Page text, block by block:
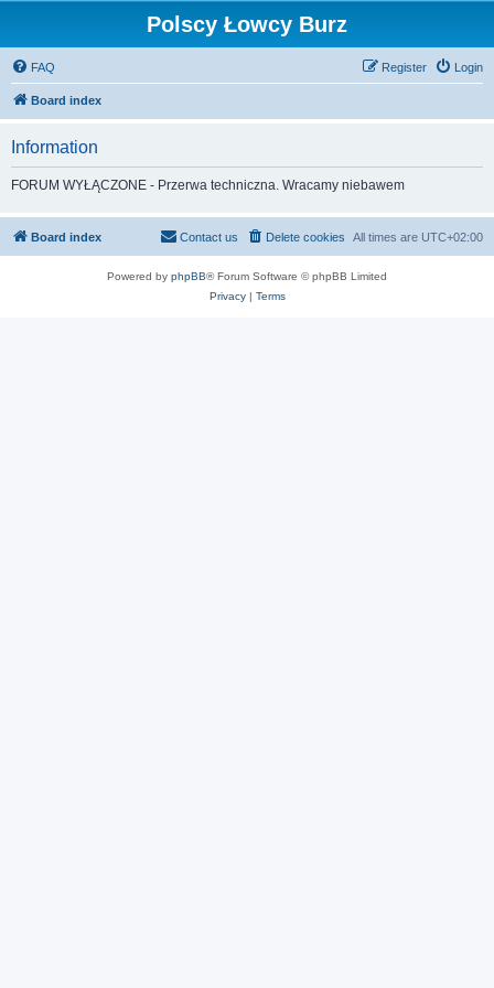
Polscy Łowcy Burz
FAQ Login
Register
Board index
Information
FORUM WYŁĄCZONE - Przerwa techniczna. Wracamy niebawem
Board index All times are UTC+02:00
Delete cookies
Contact us
Powered by phpBB® Forum Software © phpBB Limited
Privacy| Terms